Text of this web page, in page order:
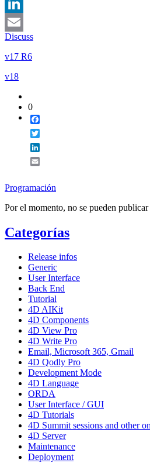
Twitter
LinkedIn
Email
Discuss
v17 R6
v18
0
Programación
Por el momento, no se pueden
Categorías
Release infos
Generic
User Interface
Back End
Tutorial
4D AIKit
4D Components
4D View Pro
4D Write Pro
Email, Microsoft 365, Gmail
4D Qodly Pro
Development Mode
4D Language
ORDA
User Interface / GUI
4D Tutorials
4D Summit sessions and other
4D Server
Maintenance
Deployment